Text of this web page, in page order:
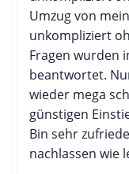
Umzug von
unkompliziert
Fragen wurden
beantwortet.
wieder mega
günstigen
Bin sehr
nachlassen wie